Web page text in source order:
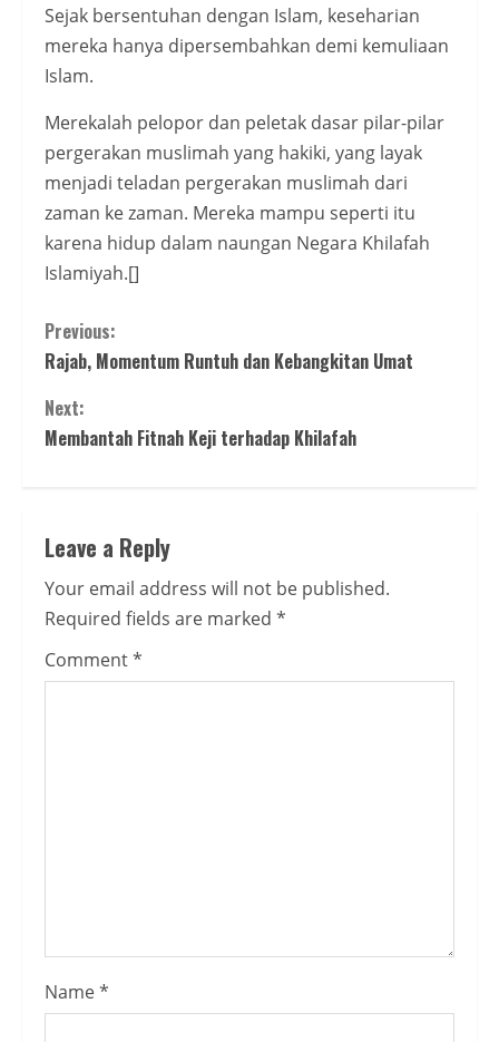
Sejak bersentuhan dengan Islam, keseharian
mereka hanya dipersembahkan demi kemuliaan
Islam.
Merekalah pelopor dan peletak dasar pilar-pilar
pergerakan muslimah yang hakiki, yang layak
menjadi teladan pergerakan muslimah dari
zaman ke zaman. Mereka mampu seperti itu
karena hidup dalam naungan Negara Khilafah
Islamiyah.[]
Continue
Reading
Previous:
Rajab, Momentum Runtuh dan Kebangkitan Umat
Next:
Membantah Fitnah Keji terhadap Khilafah
Leave a Reply
Your email address will not be published.
Required fields are marked *
Comment*
Name*